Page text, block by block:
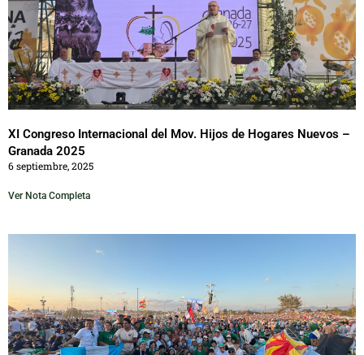
XI Congreso Internacional del Mov. Hijos de Hogares Nuevos –
Granada 2025
6 septiembre, 2025
Ver Nota Completa